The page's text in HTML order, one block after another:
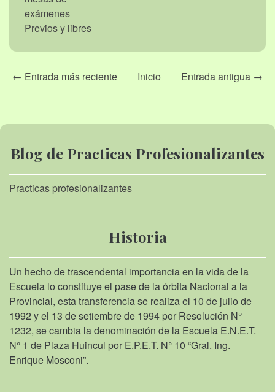
exámenes
Previos y libres
← Entrada más reciente Entrada antigua →
Inicio
Blog de Practicas Profesionalizantes
Practicas profesionalizantes
Historia
Un hecho de trascendental importancia en la vida de la
Escuela lo constituye el pase de la órbita Nacional a la
Provincial, esta transferencia se realiza el 10 de julio de
1992 y el 13 de setiembre de 1994 por Resolución N°
1232, se cambia la denominación de la Escuela E.N.E.T.
N° 1 de Plaza Huincul por E.P.E.T. N° 10 “Gral. Ing.
Enrique Mosconi”.